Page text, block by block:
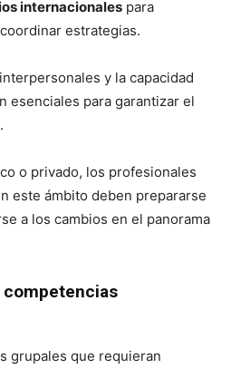
internacionales para
estrategias.
y la capacidad
esenciales para garantizar el
o privado, los profesionales
este ámbito deben prepararse
a los cambios en el panorama
competencias
grupales que requieran